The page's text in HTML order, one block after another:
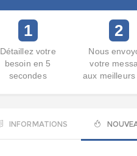
1
Détaillez votre
besoin en 5
secondes
2
Nous
votre
aux meilleurs
INFORMATIONS